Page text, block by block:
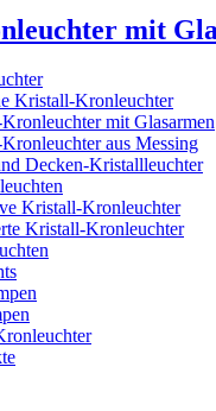
mit
Kristall-Kronleuchter
mit Glasarmen
aus Messing
Decken-Kristallleuchter
Kristall-Kronleuchter
Kristall-Kronleuchter